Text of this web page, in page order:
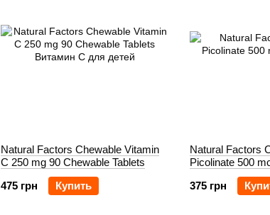
Natural Factors Chewable Vitamin
C 250 mg 90 Chewable Tablets
475 грн
Купить
Natural Factors
Picolinate 500
375 грн